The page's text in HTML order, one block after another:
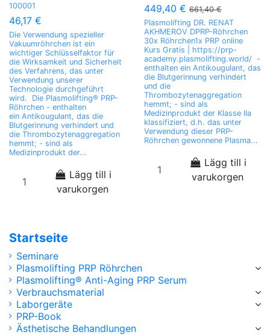
100001
46,17 €
Die Verwendung spezieller
Vakuumröhrchen ist ein
wichtiger Schlüsselfaktor für
die Wirksamkeit und Sicherheit
des Verfahrens, das unter
Verwendung unserer
Technologie durchgeführt
wird. Die Plasmolifting® PRP-
Röhrchen - enthalten
ein Antikougulant, das die
Blutgerinnung verhindert und
die Thrombozytenaggregation
hemmt; - sind als
Medizinprodukt der...
Lägg till i
varukorgen
449,40 € 661,40 €
Plasmolifting DR. RENAT
AKHMEROV DPRP-Röhrchen
30x Röhrchen1x PRP online
Kurs Gratis | https://prp-
academy.plasmolifting.world/ -
enthalten ein Antikougulant, das
die Blutgerinnung verhindert
und die
Thrombozytenaggregation
hemmt; - sind als
Medizinprodukt der Klasse IIa
klassifiziert, d.h. das unter
Verwendung dieser PRP-
Röhrchen gewonnene Plasma...
Lägg till i
varukorgen
Startseite
Seminare
Plasmolifting PRP Röhrchen
Plasmolifting® Anti-Aging PRP Serum
Verbrauchsmaterial
Laborgeräte
PRP-Book
Ästhetische Behandlungen